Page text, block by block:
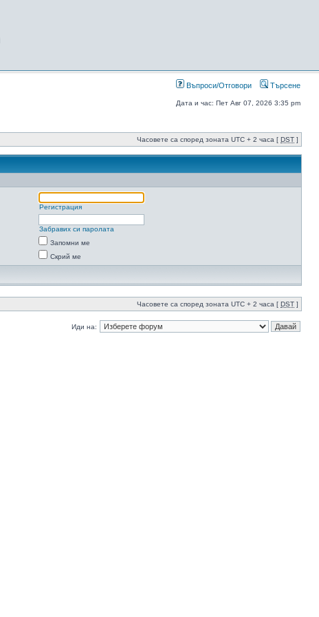
Въпроси/Отговори Търсене
Дата и час: Пет Авг 07, 2026 3:35 pm
Часовете са според зоната UTC + 2 часа [ DST ]
Регистрация
Забравих си паролата
Запомни ме
Скрий ме
Часовете са според зоната UTC + 2 часа [ DST ]
Иди на: